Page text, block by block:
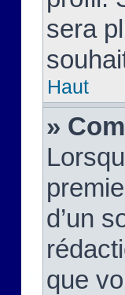
sera
Haut
»
d’un
que